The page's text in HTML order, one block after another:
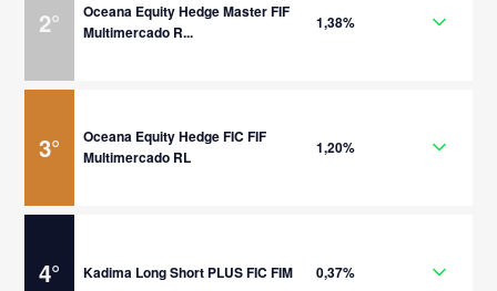
2°
Oceana Equity Hedge Master FIF
Multimercado R...
1,38%
3°
Oceana Equity Hedge FIC FIF
Multimercado RL
1,20%
4° Kadima Long Short PLUS FIC FIM 0,37%